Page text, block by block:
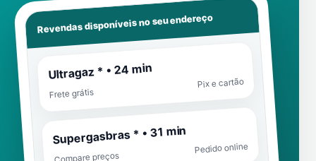
Revendas disponíveis no seu endereço
Ultragaz * • 24 min
Frete grátis
Pix e cartão
Supergasbras * • 31 min
Compare preços
Pedido online